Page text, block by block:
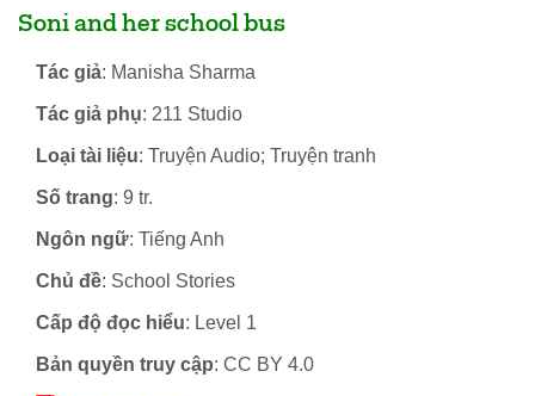
Soni and her school bus
Tác giả: Manisha Sharma
Tác giả phụ: 211 Studio
Loại tài liệu: Truyện Audio; Truyện tranh
Số trang: 9 tr.
Ngôn ngữ: Tiếng Anh
Chủ đề: School Stories
Cấp độ đọc hiểu: Level 1
Bản quyền truy cập: CC BY 4.0